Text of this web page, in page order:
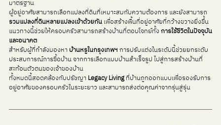
มาตรฐาน
ผู้อยู่อาศัยสามารถเลือกแปลงที่ดินที่เหมาะสมกับความต้องการ และยังสามารถ
รวมแปลงที่ดินหลายแปลงเข้าด้วยกัน เพื่อสร้างพื้นที่อยู่อาศัยที่กว้างขวางยิ่งขึ้น
แนวทางนี้ช่วยให้ครอบครัวสามารถสร้างบ้านที่ตอบโจทย์ทั้ง การใช้ชีวิตในปัจจุบัน
และอนาคต
สำหรับผู้ที่กำลังมองหา บ้านหรูในกรุงเทพฯ การปรับแต่งในระดับนี้ช่วยยกระดับ
ประสบการณ์การซื้อบ้าน จากการเลือกแบบบ้านสำเร็จรูป ไปสู่การสร้างบ้านที่
สะท้อนตัวตนของเจ้าของบ้าน
ทั้งหมดนี้สอดคล้องกับปรัชญา Legacy Living ที่บ้านถูกออกแบบเพื่อรองรับการ
อยู่อาศัยของครอบครัวในระยะยาว และสามารถส่งต่อคุณค่าจากรุ่นสู่รุ่น